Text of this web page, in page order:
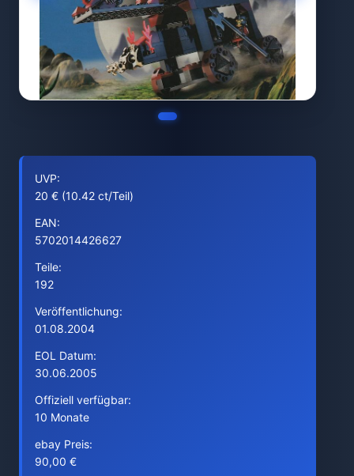
UVP:
20 € (10.42 ct/Teil)
EAN:
5702014426627
Teile:
192
Veröffentlichung:
01.08.2004
EOL Datum:
30.06.2005
Offiziell verfügbar:
10 Monate
ebay Preis:
90,00 €